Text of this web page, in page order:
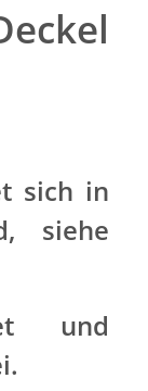
sich in
siehe
und